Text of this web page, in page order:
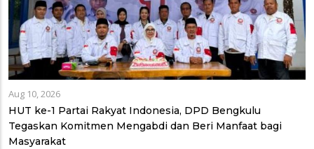
Aug 10, 2026
HUT ke-1 Partai Rakyat Indonesia, DPD Bengkulu
Tegaskan Komitmen Mengabdi dan Beri Manfaat bagi
Masyarakat